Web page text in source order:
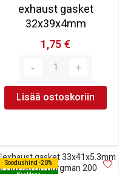
exhaust gasket
32x39x4mm
1,75 €
Lisää ostoskoriin
Soodushind -20%
Soodushind -20%